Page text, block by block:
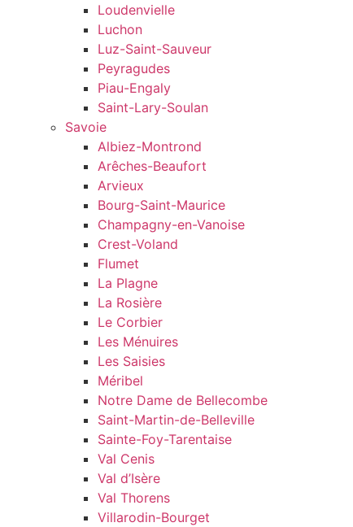
Loudenvielle
Luchon
Luz-Saint-Sauveur
Peyragudes
Piau-Engaly
Saint-Lary-Soulan
Savoie
Albiez-Montrond
Arêches-Beaufort
Arvieux
Bourg-Saint-Maurice
Champagny-en-Vanoise
Crest-Voland
Flumet
La Plagne
La Rosière
Le Corbier
Les Ménuires
Les Saisies
Méribel
Notre Dame de Bellecombe
Saint-Martin-de-Belleville
Sainte-Foy-Tarentaise
Val Cenis
Val d’Isère
Val Thorens
Villarodin-Bourget